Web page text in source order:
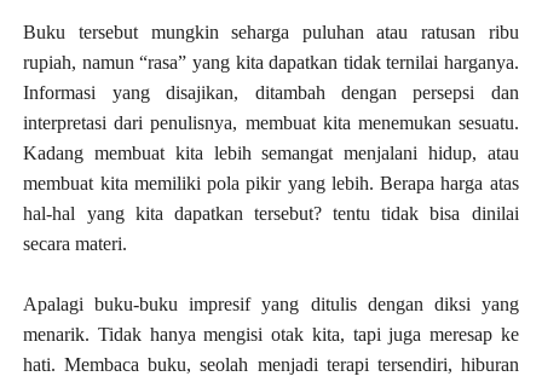
Buku tersebut mungkin seharga puluhan atau ratusan ribu
rupiah, namun “rasa” yang kita dapatkan tidak ternilai harganya.
Informasi yang disajikan, ditambah dengan persepsi dan
interpretasi dari penulisnya, membuat kita menemukan sesuatu.
Kadang membuat kita lebih semangat menjalani hidup, atau
membuat kita memiliki pola pikir yang lebih. Berapa harga atas
hal-hal yang kita dapatkan tersebut? tentu tidak bisa dinilai
secara materi.
Apalagi buku-buku impresif yang ditulis dengan diksi yang
menarik. Tidak hanya mengisi otak kita, tapi juga meresap ke
hati. Membaca buku, seolah menjadi terapi tersendiri, hiburan